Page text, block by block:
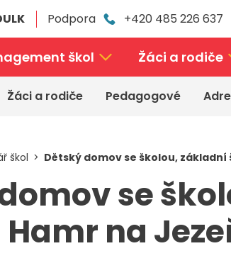
Podpora +420 485 226 637
škol Žáci a rodiče
Žáci a rodiče Pedagogové
škol Dětský domov se školou,
se
na